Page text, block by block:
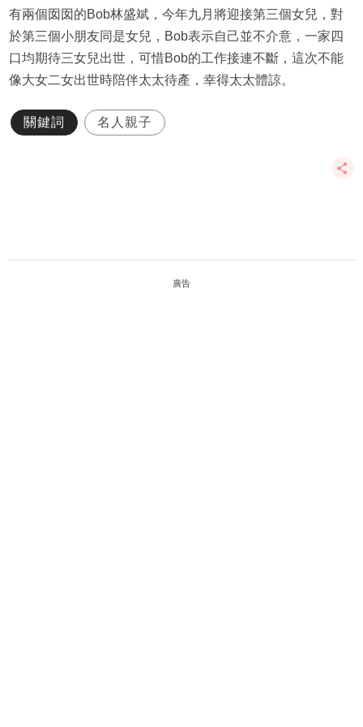
有兩個囡囡的Bob林盛斌，今年九月將迎接第三個女兒，對
於第三個小朋友同是女兒，Bob表示自己並不介意，一家四
口均期待三女兒出世，可惜Bob的工作接連不斷，這次不能
像大女二女出世時陪伴太太待產，幸得太太體諒。
關鍵詞 名人親子
廣告